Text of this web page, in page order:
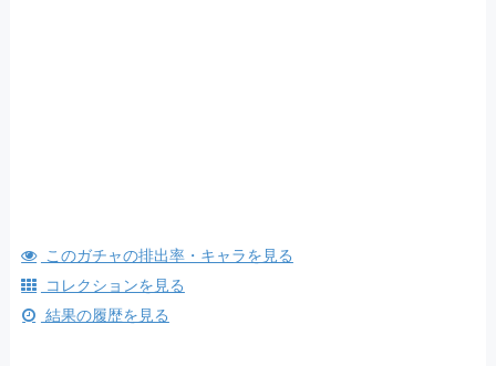
このガチャの排出率・キャラを見る
コレクションを見る
結果の履歴を見る